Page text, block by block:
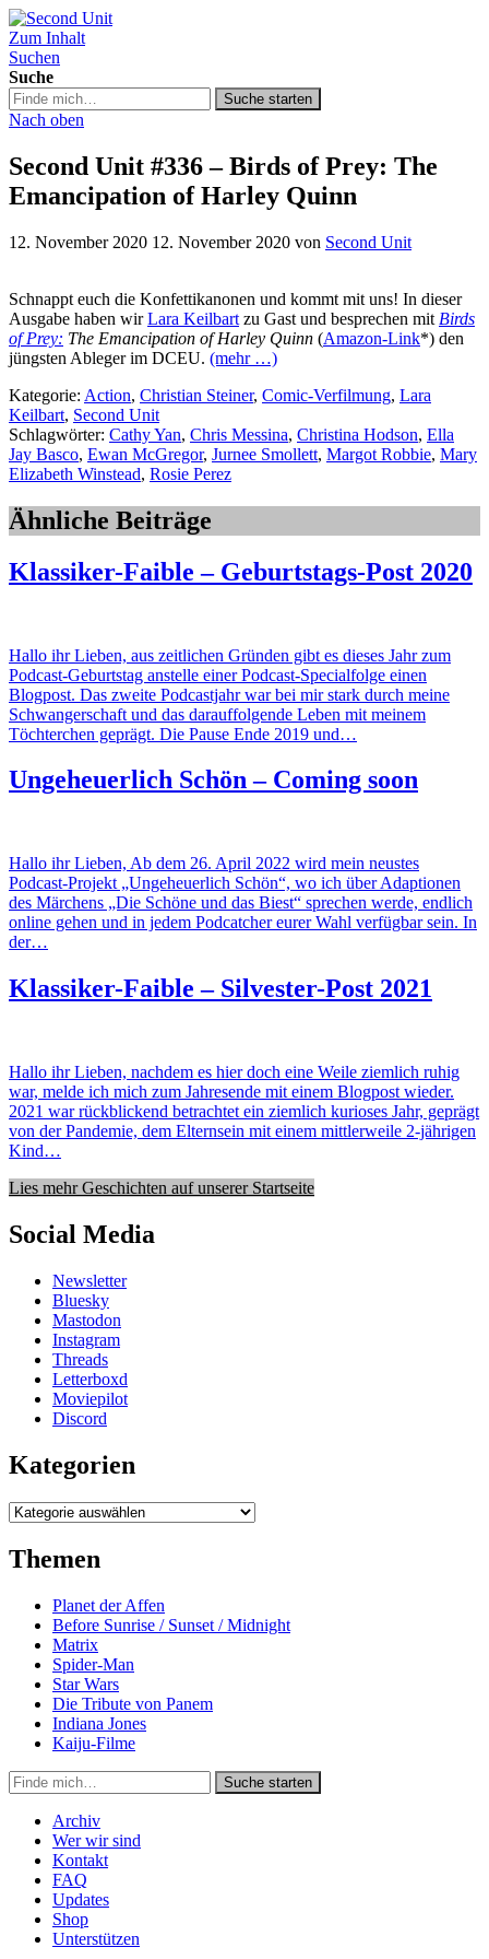
Second Unit
Zum Inhalt
Suchen
Suche
Suche
in
podcast.de/
Suche starten
Nach oben
Second Unit #336 – Birds of Prey: The
Emancipation of Harley Quinn
12. November 2020 12. November 2020 von Second Unit
Schnappt euch die Konfettikanonen und kommt mit uns! In dieser
Ausgabe haben wirLara Keilbart zu Gast und besprechen mit Birds
of Prey: The Emancipation of Harley Quinn (Amazon-Link*) den
jüngsten Ableger im DCEU. (mehr …)
Kategorie: Action, Christian Steiner, Comic-Verfilmung, Lara
Keilbart, Second Unit
Schlagwörter: Cathy Yan, Chris Messina, Christina Hodson, Ella
Jay Basco, Ewan McGregor, Jurnee Smollett, Margot Robbie, Mary
Elizabeth Winstead, Rosie Perez
Ähnliche Beiträge
Klassiker-Faible – Geburtstags-Post 2020
Hallo ihr Lieben, aus zeitlichen Gründen gibt es dieses Jahr zum
Podcast-Geburtstag anstelle einer Podcast-Specialfolge einen
Blogpost. Das zweite Podcastjahr war bei mir stark durch meine
Schwangerschaft und das darauffolgende Leben mit meinem
Töchterchen geprägt. Die Pause Ende 2019 und…
Ungeheuerlich Schön – Coming soon
Hallo ihr Lieben, Ab dem 26. April 2022 wird mein neustes
Podcast-Projekt „Ungeheuerlich Schön“, wo ich über Adaptionen
des Märchens „Die Schöne und das Biest“ sprechen werde, endlich
online gehen und in jedem Podcatcher eurer Wahl verfügbar sein. In
der…
Klassiker-Faible – Silvester-Post 2021
Hallo ihr Lieben, nachdem es hier doch eine Weile ziemlich ruhig
war, melde ich mich zum Jahresende mit einem Blogpost wieder.
2021 war rückblickend betrachtet ein ziemlich kurioses Jahr, geprägt
von der Pandemie, dem Elternsein mit einem mittlerweile 2-jährigen
Kind…
Lies mehr Geschichten auf unserer Startseite
Social Media
Newsletter
Bluesky
Mastodon
Instagram
Threads
Letterboxd
Moviepilot
Discord
Kategorien
Kategorien
Themen
Planet der Affen
Before Sunrise / Sunset / Midnight
Matrix
Spider-Man
Star Wars
Die Tribute von Panem
Indiana Jones
Kaiju-Filme
Suche
in
https://secondunit-
podcast.de/
Suche starten
Archiv
Wer wir sind
Kontakt
FAQ
Updates
Shop
Unterstützen